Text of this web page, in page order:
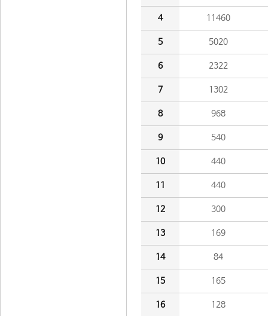
4 11460
5 5020
6 2322
7 1302
8 968
9 540
10 440
11 440
12 300
13 169
14 84
15 165
16 128